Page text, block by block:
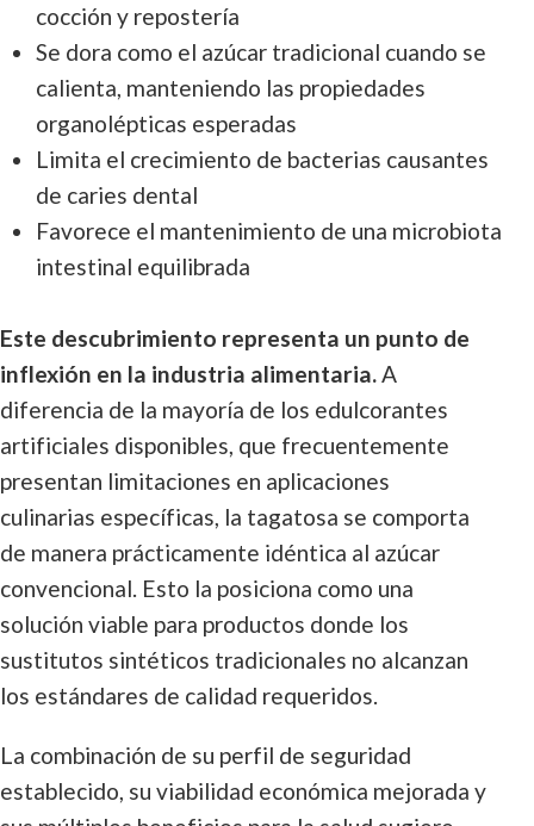
cocción y repostería
Se dora como el azúcar tradicional cuando se
calienta, manteniendo las propiedades
organolépticas esperadas
Limita el crecimiento de bacterias causantes
de caries dental
Favorece el mantenimiento de una microbiota
intestinal equilibrada
Este descubrimiento representa un punto de
inflexión en la industria alimentaria.A
diferencia de la mayoría de los edulcorantes
artificiales disponibles, que frecuentemente
presentan limitaciones en aplicaciones
culinarias específicas, la tagatosa se comporta
de manera prácticamente idéntica al azúcar
convencional. Esto la posiciona como una
solución viable para productos donde los
sustitutos sintéticos tradicionales no alcanzan
los estándares de calidad requeridos.
La combinación de su perfil de seguridad
establecido, su viabilidad económica mejorada y